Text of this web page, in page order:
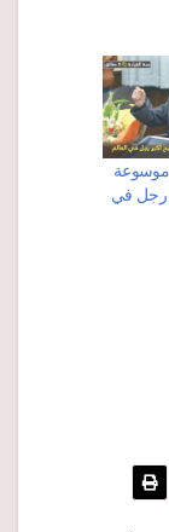
موسوعة
رجل في